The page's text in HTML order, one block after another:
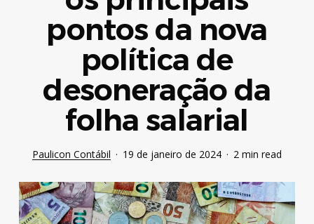
pontos da nova
política de
desoneração da
folha salarial
Paulicon Contábil 19 de janeiro de 2024 2 min read